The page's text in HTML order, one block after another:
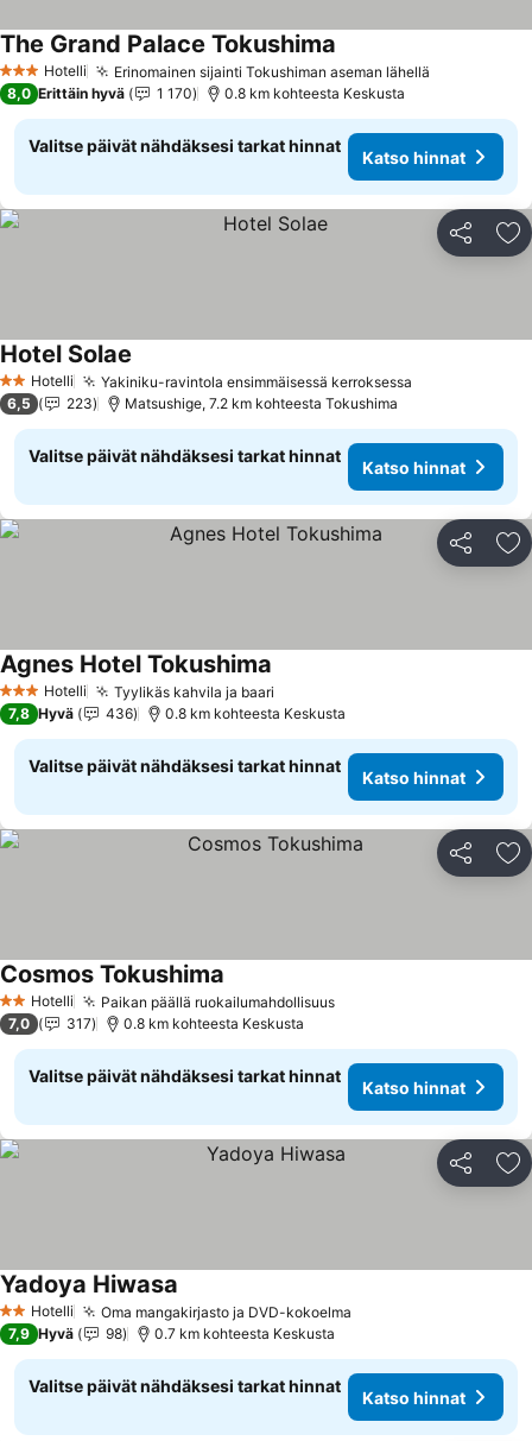
3 Tähtiluokitus
Hotelli Erinomainen sijainti Tokushiman aseman lähellä
The Grand Palace Tokushima
8,0 Erittäin hyvä 1 170 0.8 km kohteesta Keskusta
Valitse päivät nähdäksesi tarkat hinnat
Katso hinnat
Jaa
2 Tähtiluokitus
Hotelli Yakiniku-ravintola ensimmäisessä kerroksessa
Hotel Solae
6,5 223 Matsushige, 7.2 km kohteesta Tokushima
Valitse päivät nähdäksesi tarkat hinnat
Katso hinnat
Jaa
3 Tähtiluokitus
Hotelli Tyylikäs kahvila ja baari
Agnes Hotel Tokushima
7,8 Hyvä 436 0.8 km kohteesta Keskusta
Valitse päivät nähdäksesi tarkat hinnat
Katso hinnat
Jaa
2 Tähtiluokitus
Hotelli Paikan päällä ruokailumahdollisuus
Cosmos Tokushima
7,0 317 0.8 km kohteesta Keskusta
Valitse päivät nähdäksesi tarkat hinnat
Katso hinnat
Jaa
2 Tähtiluokitus
Hotelli Oma mangakirjasto ja DVD-kokoelma
Yadoya Hiwasa
7,9 Hyvä 98 0.7 km kohteesta Keskusta
Valitse päivät nähdäksesi tarkat hinnat
Katso hinnat